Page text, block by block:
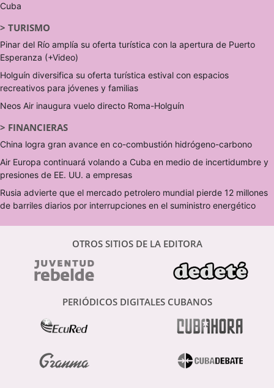
Cuba
> TURISMO
Pinar del Río amplía su oferta turística con la apertura de Puerto
Esperanza (+Video)
Holguín diversifica su oferta turística estival con espacios
recreativos para jóvenes y familias
Neos Air inaugura vuelo directo Roma-Holguín
> FINANCIERAS
China logra gran avance en co-combustión hidrógeno-carbono
Air Europa continuará volando a Cuba en medio de incertidumbre y
presiones de EE. UU. a empresas
Rusia advierte que el mercado petrolero mundial pierde 12 millones
de barriles diarios por interrupciones en el suministro energético
OTROS SITIOS DE LA EDITORA
PERIÓDICOS DIGITALES CUBANOS